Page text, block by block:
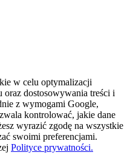
w celu optymalizacji
oraz dostosowywania treści i
z wymogami Google,
kontrolować, jakie dane
wyrazić zgodę na wszystkie
swoimi preferencjami.
Polityce prywatności.